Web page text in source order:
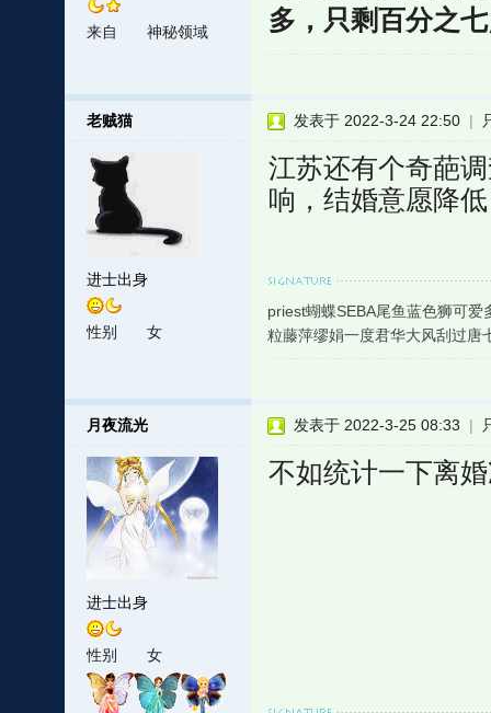
来自 神秘领域
多，只剩百分之
老贼猫
进士出身
性别 女
发表于 2022-3-24 22:50 |
江苏还有个奇葩
响，结婚意愿降低
priest蝴蝶SEBA尾鱼蓝色狮可
粒藤萍缪娟一度君华大风刮过唐
月夜流光
进士出身
性别 女
发表于 2022-3-25 08:33 |
不如统计一下离